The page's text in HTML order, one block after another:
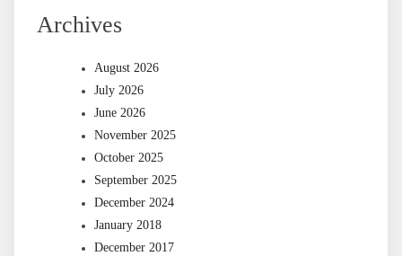
Archives
August 2026
July 2026
June 2026
November 2025
October 2025
September 2025
December 2024
January 2018
December 2017